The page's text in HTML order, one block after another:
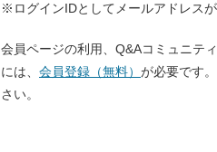
※ログインIDとしてメールアドレス
会員ページの利用、Q&Aコミュニテ
には、 会員登録（無料） が必要です
さい。